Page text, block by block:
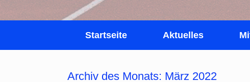
Startseite Aktuelles
Archiv des Monats: März 2022